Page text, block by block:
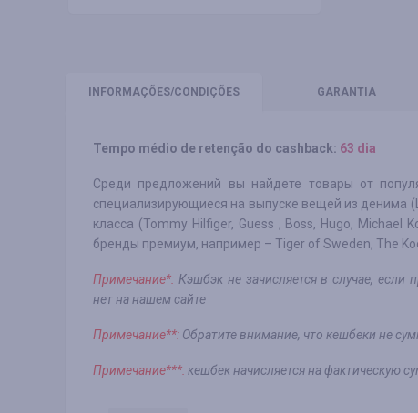
INFORMAÇÕES/CONDIÇÕES GARANTIA
Tempo médio de retenção do cashback: 63 dia
Среди предложений вы найдете товары от
специализирующиеся на выпуске вещей из денима
класса (Tommy Hilfiger, Guess , Boss, Hugo, Michael
бренды премиум, например – Tiger of Sweden, The
Примечание*: Кэшбэк не зачисляется в случае,
нет на нашем сайте
Примечание**: Обратите внимание, что кешбеки не
Примечание***:кешбек начисляется на фактическую